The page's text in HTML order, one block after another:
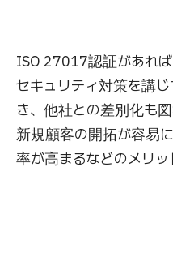
ISO 27017認証があれ
セキュリティ対策を講
き、他社との差別化も
新規顧客の開拓が容易
率が高まるなどのメリッ